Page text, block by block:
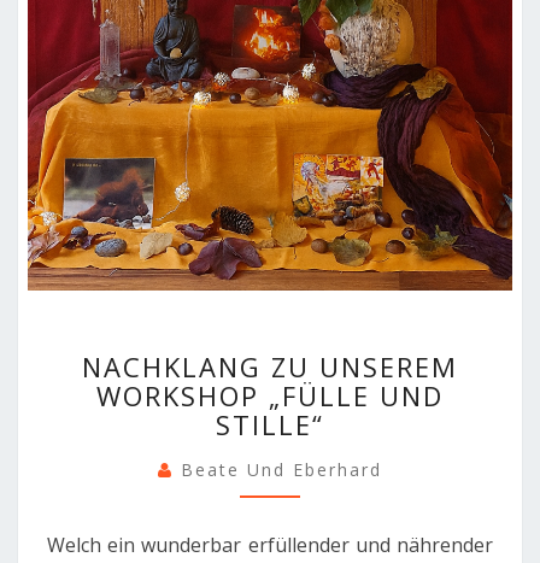
ZU
UNSEREM
WORKSHOP
UND
STILLE“
NACHKLANG ZU UNSEREM
WORKSHOP „FÜLLE UND
STILLE“
Beate Und Eberhard
Welch ein wunderbar erfüllender und nährender